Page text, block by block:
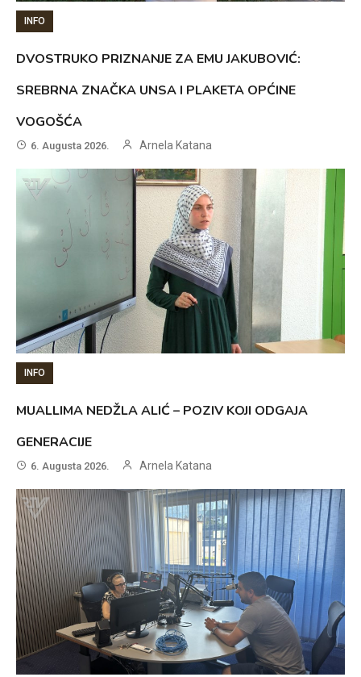
INFO
DVOSTRUKO PRIZNANJE ZA EMU JAKUBOVIĆ:
SREBRNA ZNAČKA UNSA I PLAKETA OPĆINE
VOGOŠĆA
6. Augusta 2026. Arnela Katana
INFO
MUALLIMA NEDŽLA ALIĆ – POZIV KOJI ODGAJA
GENERACIJE
6. Augusta 2026. Arnela Katana